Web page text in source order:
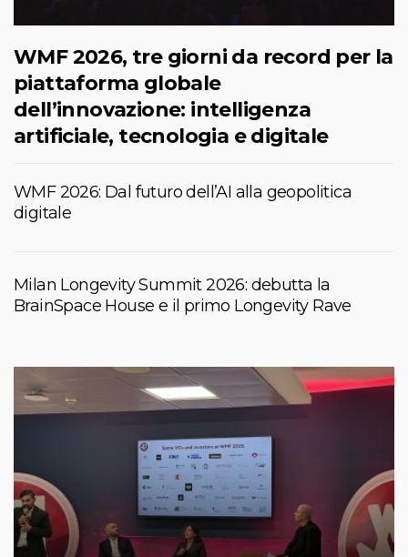
WMF 2026, tre giorni da record per la
piattaforma globale
dell’innovazione: intelligenza
artificiale, tecnologia e digitale
WMF 2026: Dal futuro dell’AI alla geopolitica
digitale
Milan Longevity Summit 2026: debutta la
BrainSpace House e il primo Longevity Rave